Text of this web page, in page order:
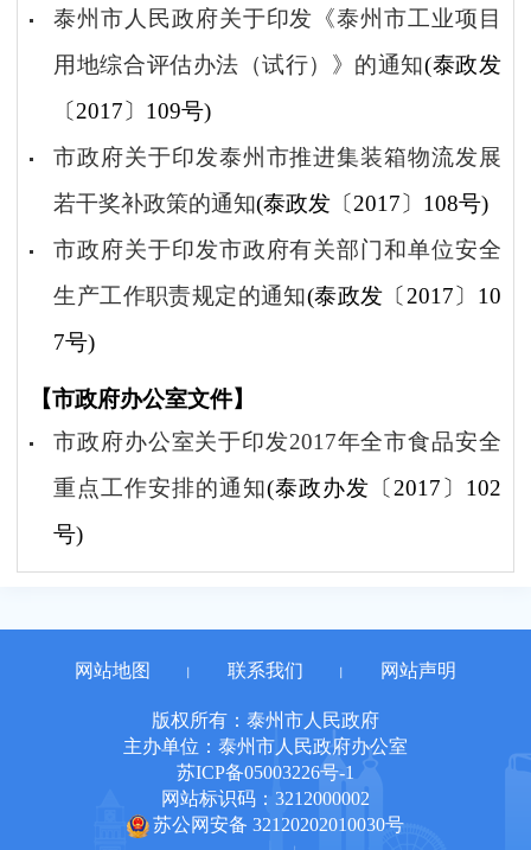
泰州市人民政府关于印发《泰州市工业项目
用地综合评估办法（试行）》的通知(泰政发
〔2017〕109号)
市政府关于印发泰州市推进集装箱物流发展
若干奖补政策的通知(泰政发〔2017〕108号)
市政府关于印发市政府有关部门和单位安全
生产工作职责规定的通知(泰政发〔2017〕10
7号)
【市政府办公室文件】
市政府办公室关于印发2017年全市食品安全
重点工作安排的通知(泰政办发〔2017〕102
号)
网站地图 联系我们 网站声明
版权所有：泰州市人民政府
主办单位：泰州市人民政府办公室
苏ICP备05003226号-1
网站标识码：3212000002
苏公网安备 32120202010030号